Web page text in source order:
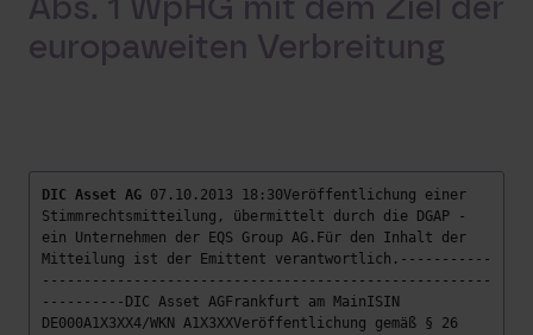
europaweiten Verbreitung
DIC Asset AG 07.10.2013 18:30Veröffentlichung einer
Stimmrechtsmitteilung, übermittelt durch die DGAP -
ein Unternehmen der EQS Group AG.Für den Inhalt der
Mitteilung ist der Emittent verantwortlich.-----------
------------------------------------------------------
----------DIC Asset AGFrankfurt am MainISIN
DE000A1X3XX4/WKN A1X3XXVeröffentlichung gemäß § 26